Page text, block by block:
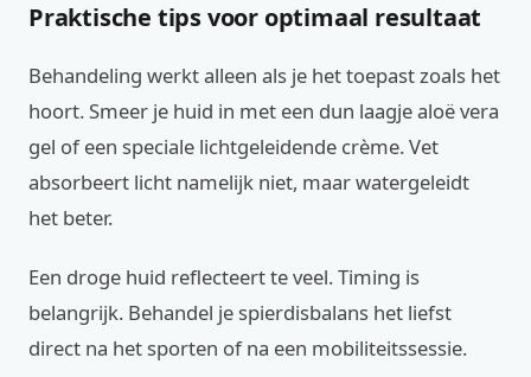
Praktische tips voor optimaal resultaat
Behandeling werkt alleen als je het toepast zoals het
hoort. Smeer je huid in met een dun laagje aloë vera
gel of een speciale lichtgeleidende crème. Vet
absorbeert licht namelijk niet, maar watergeleidt
het beter.
Een droge huid reflecteert te veel. Timing is
belangrijk. Behandel je spierdisbalans het liefst
direct na het sporten of na een mobiliteitssessie.